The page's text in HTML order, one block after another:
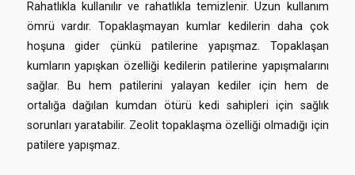
Rahatlıkla kullanılır ve rahatlıkla temizlenir. Uzun kullanım
ömrü vardır. Topaklaşmayan kumlar kedilerin daha çok
hoşuna gider çünkü patilerine yapışmaz. Topaklaşan
kumların yapışkan özelliği kedilerin patilerine yapışmalarını
sağlar. Bu hem patilerini yalayan kediler için hem de
ortalığa dağılan kumdan ötürü kedi sahipleri için sağlık
sorunları yaratabilir. Zeolit topaklaşma özelliği olmadığı için
patilere yapışmaz.